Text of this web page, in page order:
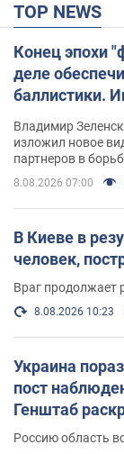
TOP NEWS
Конец эпохи
деле
баллистики.
Владимир
изложил новое
партнеров в
8.08.2026 07:00
В Киеве в
человек,
Враг продолжает
8.08.2026 10:23
Украина
пост
Генштаб
Россию область